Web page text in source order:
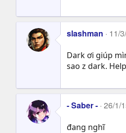
slashman 11/
Dark ơi giúp
sao z dark.
- Saber - 26/1/
đang nghĩ